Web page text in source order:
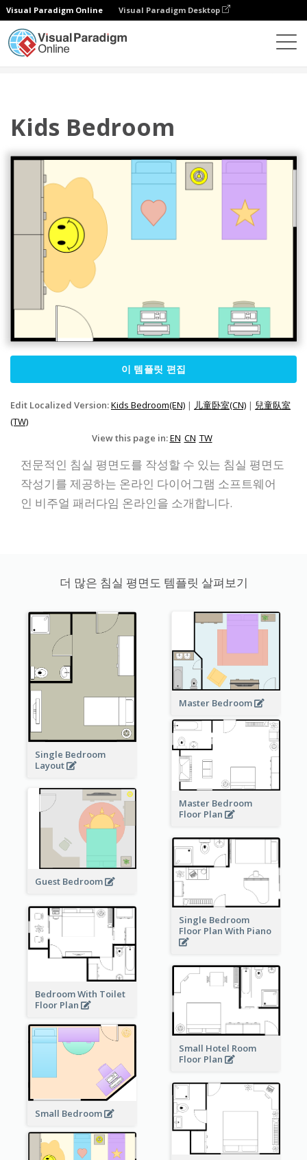
Visual Paradigm Online Visual Paradigm Desktop
Kids Bedroom
이 템플릿 편집
Edit Localized Version:Kids Bedroom(EN) | 儿童卧室(CN) | 兒童臥室
(TW)
View this page in:EN CN TW
전문적인 침실 평면도를 작성할 수 있는 침실 평면도
작성기를 제공하는 온라인 다이어그램 소프트웨어
인 비주얼 패러다임 온라인을 소개합니다.
더 많은 침실 평면도 템플릿 살펴보기
Single Bedroom
Layout
Master Bedroom
Master Bedroom
Floor Plan
Guest Bedroom
Single Bedroom
Floor Plan With Piano
Bedroom With Toilet
Floor Plan
Small Hotel Room
Floor Plan
Small Bedroom